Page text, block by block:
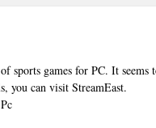
sports games for PC. It seems
you can visit StreamEast.